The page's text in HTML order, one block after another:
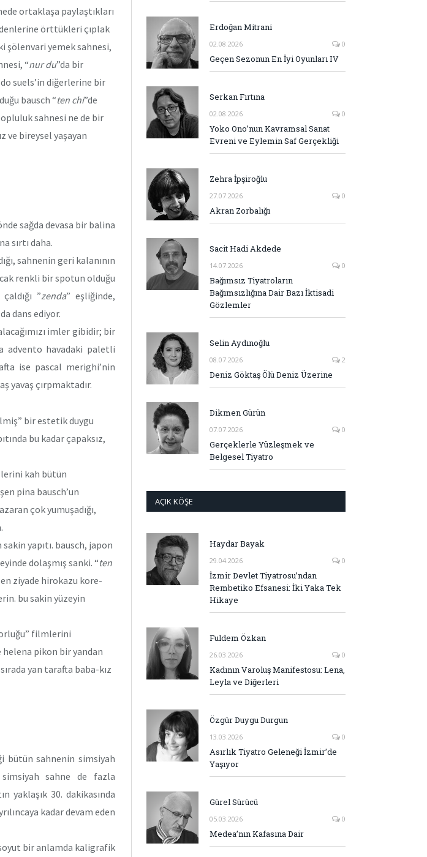
ortaklaşa paylaştıkları
örttükleri çıplak
şölenvari yemek sahnesi,
“nur du”da bir
suels’in diğerlerine bir
bausch “ten chi”de
sahnesi ne de bir
ve bireysel yaşayan
sağda devasa bir balina
sırtı daha.
sahnenin geri kalanının
renkli bir spotun olduğu
”zenda” eşliğinde,
dans ediyor.
imler gibidir; bir
advento havadaki paletli
ise pascal merighi’nin
yavaş çırpmaktadır.
bir estetik duygu
bu kadar çapaksız,
kah bütün
pina bausch’un
çok yumuşadığı,
yapıtı. bausch, japon
dolaşmış sanki. “ten
ziyade hirokazu kore-
bu sakin yüzeyin
filmlerini
helena pikon bir yandan
yan tarafta baba-kız
bütün sahnenin simsiyah
simsiyah sahne de fazla
yaklaşık 30. dakikasında
kadar devam eden
bir anlamda kaligrafik
Erdoğan Mitrani
02.08.2026 0
Geçen Sezonun En İyi Oyunları IV
Serkan Fırtına
02.08.2026 0
Yoko Ono’nun Kavramsal Sanat
Evreni ve Eylemin Saf Gerçekliği
Zehra İpşiroğlu
27.07.2026 0
Akran Zorbalığı
Sacit Hadi Akdede
14.07.2026 0
Bağımsız Tiyatroların
Bağımsızlığına Dair Bazı İktisadi
Gözlemler
Selin Aydınoğlu
08.07.2026 2
Deniz Göktaş Ölü Deniz Üzerine
Dikmen Gürün
07.07.2026 0
Gerçeklerle Yüzleşmek ve
Belgesel Tiyatro
AÇIK KÖŞE
Haydar Bayak
29.04.2026 0
İzmir Devlet Tiyatrosu’ndan
Rembetiko Efsanesi: İki Yaka Tek
Hikaye
Fuldem Özkan
26.03.2026 0
Kadının Varoluş Manifestosu: Lena,
Leyla ve Diğerleri
Özgür Duygu Durgun
13.03.2026 0
Asırlık Tiyatro Geleneği İzmir’de
Yaşıyor
Gürel Sürücü
05.03.2026 0
Medea’nın Kafasına Dair